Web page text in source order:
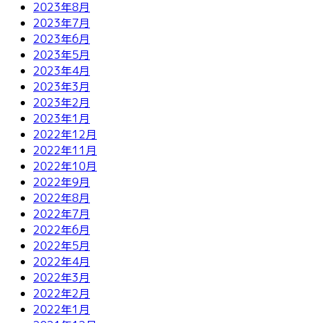
2023年8月
2023年7月
2023年6月
2023年5月
2023年4月
2023年3月
2023年2月
2023年1月
2022年12月
2022年11月
2022年10月
2022年9月
2022年8月
2022年7月
2022年6月
2022年5月
2022年4月
2022年3月
2022年2月
2022年1月